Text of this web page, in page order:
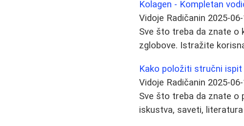
Kolagen - Kompletan
Vidoje Radičanin 2025-
Sve što treba da znate o
zglobove. Istražite
Kako položiti stručni
Vidoje Radičanin 2025-
Sve što treba da znate o
iskustva, saveti,